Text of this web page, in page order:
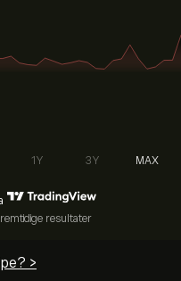
1Y 3Y MAX
resultater
>